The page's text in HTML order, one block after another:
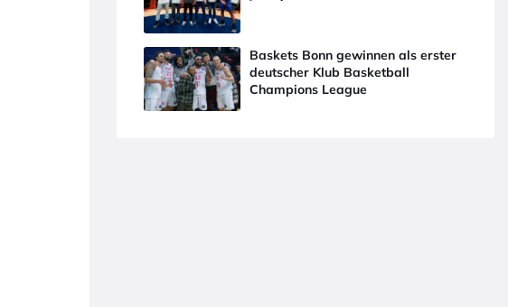
Baskets Bonn gewinnen als erster
deutscher Klub Basketball
Champions League